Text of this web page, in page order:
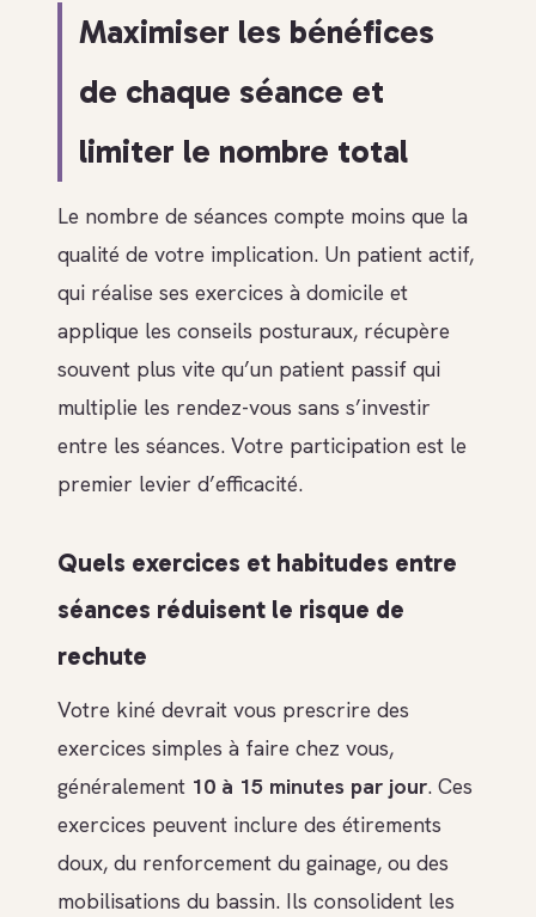
Maximiser les bénéfices
de chaque séance et
limiter le nombre total
Le nombre de séances compte moins que la
qualité de votre implication. Un patient actif,
qui réalise ses exercices à domicile et
applique les conseils posturaux, récupère
souvent plus vite qu’un patient passif qui
multiplie les rendez-vous sans s’investir
entre les séances. Votre participation est le
premier levier d’efficacité.
Quels exercices et habitudes entre
séances réduisent le risque de
rechute
Votre kiné devrait vous prescrire des
exercices simples à faire chez vous,
généralement 10 à 15 minutes par jour. Ces
exercices peuvent inclure des étirements
doux, du renforcement du gainage, ou des
mobilisations du bassin. Ils consolident les